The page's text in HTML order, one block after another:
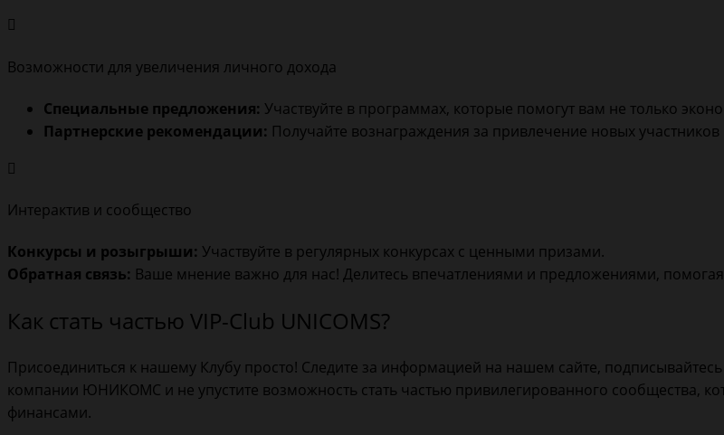
Возможности для увеличения личного дохода
Специальные предложения: Участвуйте в программах, которые помогут вам не только
Партнерские рекомендации: Получайте вознаграждения за привлечение новых
Интерактив и сообщество
Конкурсы и розыгрыши: Участвуйте в регулярных конкурсах с ценными призами.
Обратная связь: Ваше мнение важно для нас! Делитесь впечатлениями и предложениями,
Как стать частью VIP-Club UNICOMS?
Присоединиться к нашему Клубу просто! Следите за информацией на нашем сайте,
компании ЮНИКОМС и не упустите возможность стать частью привилегированного сообщества,
финансами.